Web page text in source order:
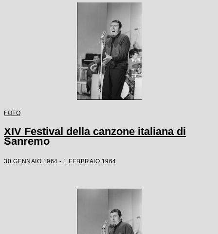
FOTO
XIV Festival della canzone italiana di
Sanremo
30 GENNAIO 1964 - 1 FEBBRAIO 1964